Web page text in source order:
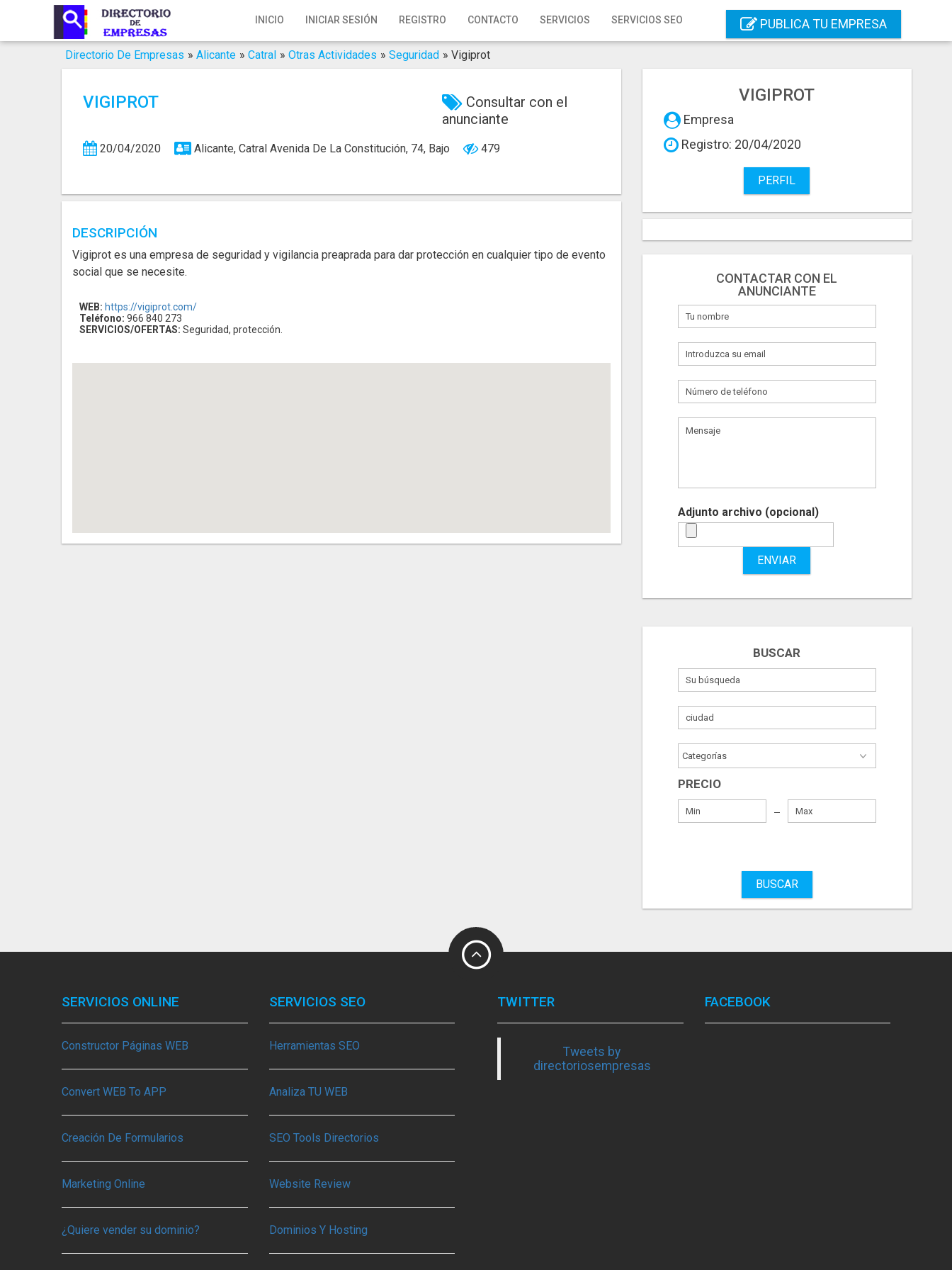
INICIO INICIAR SESIÓN REGISTRO CONTACTO SERVICIOS SERVICIOS SEO PUBLICA TU EMPRESA
Inicio
Iniciar Sesión
Servicios Online
Directorio De Empresas » Alicante » Catral » Otras Actividades » Seguridad » Vigiprot
VIGIPROT
Consultar con el
anunciante
20/04/2020 Alicante, Catral Avenida De La Constitución, 74, Bajo 479
DESCRIPCIÓN
Vigiprot es una empresa de seguridad y vigilancia preaprada para dar protección en cualquier tipo de evento
social que se necesite.
WEB: https://vigiprot.com/
Teléfono: 966 840 273
SERVICIOS/OFERTAS: Seguridad, protección.
VIGIPROT
Empresa
Registro: 20/04/2020
PERFIL
CONTACTAR CON EL
ANUNCIANTE
Adjunto archivo (opcional)
ENVIAR
BUSCAR
PRECIO
BUSCAR
SERVICIOS ONLINE
Constructor Páginas WEB
Convert WEB To APP
Creación De Formularios
Marketing Online
¿Quiere vender su dominio?
SERVICIOS SEO
Herramientas SEO
Analiza TU WEB
SEO Tools Directorios
Website Review
Dominios Y Hosting
TWITTER
Tweets by
directoriosempresas
FACEBOOK